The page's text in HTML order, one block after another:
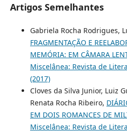
Artigos Semelhantes
Gabriela Rocha Rodrigues,
FRAGMENTAÇÃO E
MEMÓRIA: EM CÂMARA
Miscelânea: Revista de
(2017)
Cloves da Silva Junior, Luiz
Renata Rocha Ribeiro,
EM DOIS ROMANCES DE
Miscelânea: Revista de